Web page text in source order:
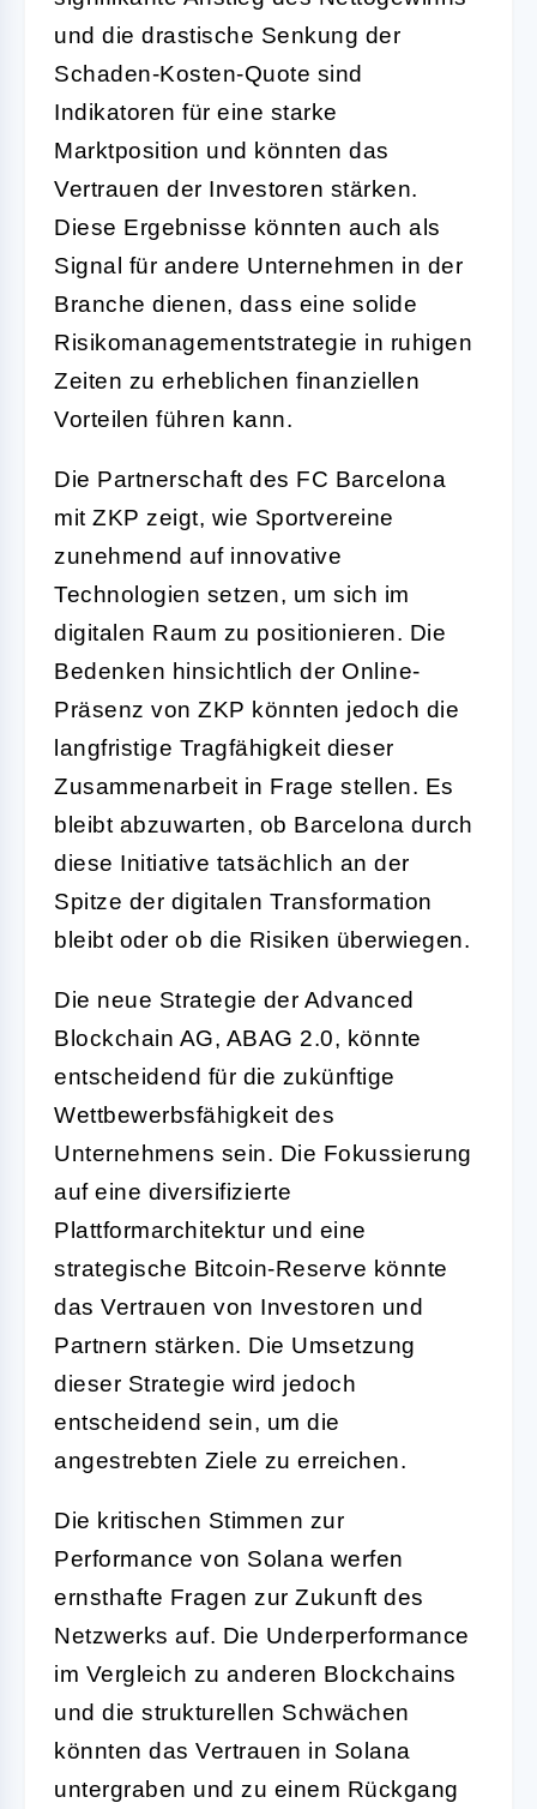
und die drastische Senkung der
Schaden-Kosten-Quote sind
Indikatoren für eine starke
Marktposition und könnten das
Vertrauen der Investoren stärken.
Diese Ergebnisse könnten auch als
Signal für andere Unternehmen in der
Branche dienen, dass eine solide
Risikomanagementstrategie in ruhigen
Zeiten zu erheblichen finanziellen
Vorteilen führen kann.
Die Partnerschaft des FC Barcelona
mit ZKP zeigt, wie Sportvereine
zunehmend auf innovative
Technologien setzen, um sich im
digitalen Raum zu positionieren. Die
Bedenken hinsichtlich der Online-
Präsenz von ZKP könnten jedoch die
langfristige Tragfähigkeit dieser
Zusammenarbeit in Frage stellen. Es
bleibt abzuwarten, ob Barcelona durch
diese Initiative tatsächlich an der
Spitze der digitalen Transformation
bleibt oder ob die Risiken überwiegen.
Die neue Strategie der Advanced
Blockchain AG, ABAG 2.0, könnte
entscheidend für die zukünftige
Wettbewerbsfähigkeit des
Unternehmens sein. Die Fokussierung
auf eine diversifizierte
Plattformarchitektur und eine
strategische Bitcoin-Reserve könnte
das Vertrauen von Investoren und
Partnern stärken. Die Umsetzung
dieser Strategie wird jedoch
entscheidend sein, um die
angestrebten Ziele zu erreichen.
Die kritischen Stimmen zur
Performance von Solana werfen
ernsthafte Fragen zur Zukunft des
Netzwerks auf. Die Underperformance
im Vergleich zu anderen Blockchains
und die strukturellen Schwächen
könnten das Vertrauen in Solana
untergraben und zu einem Rückgang